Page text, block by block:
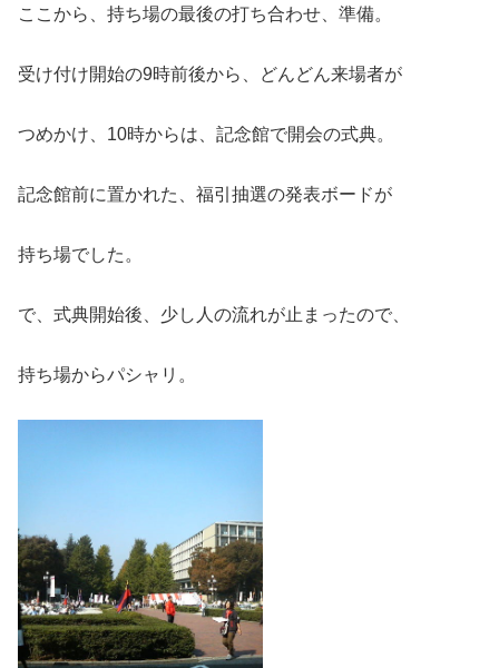
ここから、持ち場の最後の打ち合わせ、準備。
受け付け開始の9時前後から、どんどん来場者が
つめかけ、10時からは、記念館で開会の式典。
記念館前に置かれた、福引抽選の発表ボードが
持ち場でした。
で、式典開始後、少し人の流れが止まったので、
持ち場からパシャリ。